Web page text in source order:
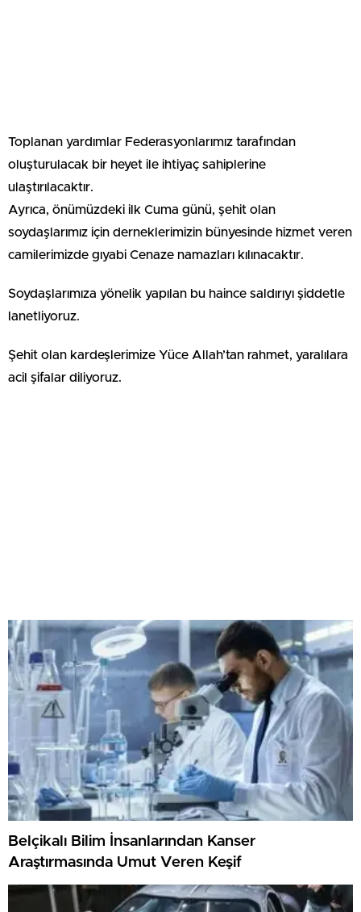
Toplanan yardımlar Federasyonlarımız tarafından
oluşturulacak bir heyet ile ihtiyaç sahiplerine
ulaştırılacaktır.
Ayrıca, önümüzdeki ilk Cuma günü, şehit olan
soydaşlarımız için derneklerimizin bünyesinde hizmet veren
camilerimizde gıyabi Cenaze namazları kılınacaktır.
Soydaşlarımıza yönelik yapılan bu haince saldırıyı şiddetle
lanetliyoruz.
Şehit olan kardeşlerimize Yüce Allah’tan rahmet, yaralılara
acil şifalar diliyoruz.
Belçikalı Bilim İnsanlarından Kanser
Araştırmasında Umut Veren Keşif